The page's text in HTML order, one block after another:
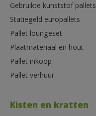
Gebruikte kunststof pallets
Statiegeld europallets
Pallet loungeset
Plaatmateriaal en hout
Pallet inkoop
Pallet verhuur
Kisten en kratten